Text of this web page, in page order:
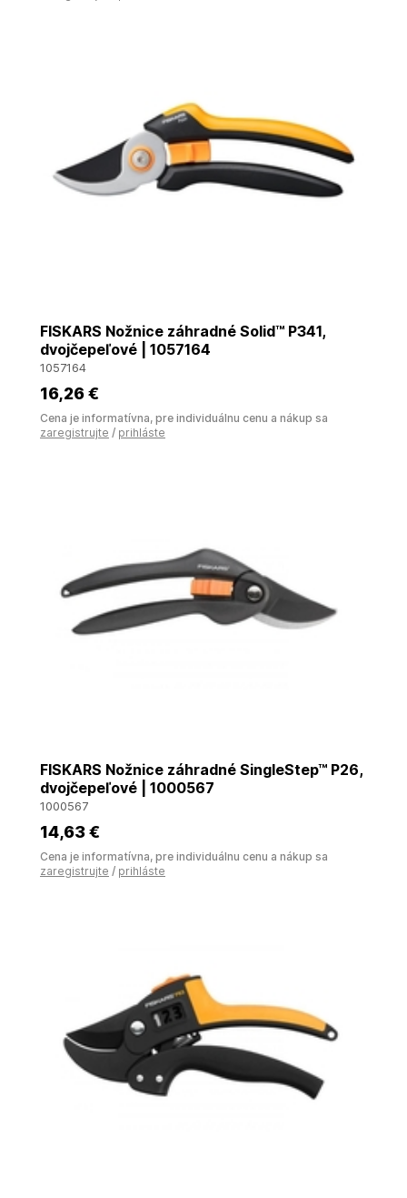
FISKARS Nožnice záhradné Solid™ P341,
dvojčepeľové | 1057164
1057164
16,26 €
Cena je informatívna, pre individuálnu cenu a nákup sa
zaregistrujte / prihláste
FISKARS Nožnice záhradné SingleStep™ P26,
dvojčepeľové | 1000567
1000567
14,63 €
Cena je informatívna, pre individuálnu cenu a nákup sa
zaregistrujte / prihláste